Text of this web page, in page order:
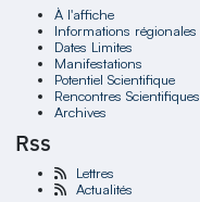
À l'affiche
Informations régionales
Dates Limites
Manifestations
Potentiel Scientifique
Rencontres Scientifiques
Archives
Rss
Lettres
Actualités